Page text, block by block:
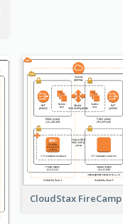
CloudStax FireCamp